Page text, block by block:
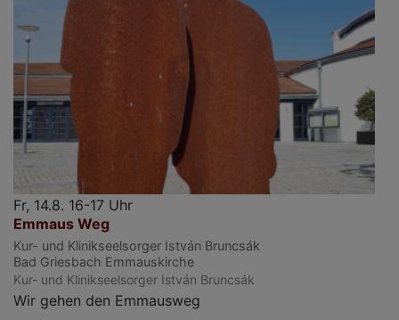
Fr, 14.8. 16-17 Uhr
Emmaus Weg
Kur- und Klinikseelsorger István Bruncsák
Bad Griesbach Emmauskirche
Kur- und Klinikseelsorger István Bruncsák
Wir gehen den Emmausweg